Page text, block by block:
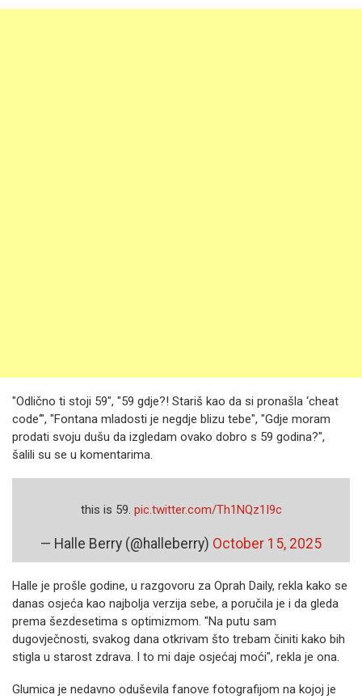
"Odlično ti stoji 59", "59 gdje?! Stariš kao da si pronašla ‘cheat
code‘", "Fontana mladosti je negdje blizu tebe", "Gdje moram
prodati svoju dušu da izgledam ovako dobro s 59 godina?",
šalili su se u komentarima.
this is 59. pic.twitter.com/Th1NQz1I9c
— Halle Berry (@halleberry) October 15, 2025
Halle je prošle godine, u razgovoru za Oprah Daily, rekla kako se
danas osjeća kao najbolja verzija sebe, a poručila je i da gleda
prema šezdesetima s optimizmom. "Na putu sam
dugovječnosti, svakog dana otkrivam što trebam činiti kako bih
stigla u starost zdrava. I to mi daje osjećaj moći", rekla je ona.
Glumica je nedavno oduševila fanove fotografijom na kojoj je